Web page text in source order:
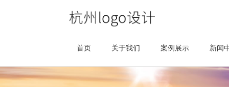
首页 关于我们 案例展示 新闻